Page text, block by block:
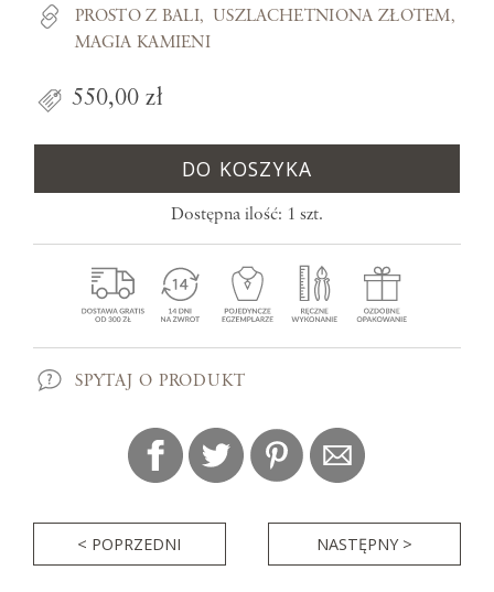
PROSTO Z BALI
USZLACHETNIONA ZŁOTEM
MAGIA KAMIENI
550,00 zł
DO KOSZYKA
Dostępna ilość: 1 szt.
SPYTAJ O PRODUKT
< POPRZEDNI NASTĘPNY >